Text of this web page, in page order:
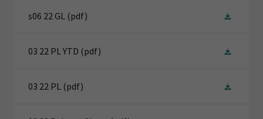
s06 22 GL (pdf)
03 22 PL YTD (pdf)
03 22 PL (pdf)